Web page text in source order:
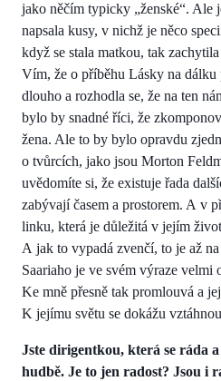
jako něčím typicky „ženské“. Ale
napsala kusy, v nichž je něco
když se stala matkou, tak
Vím, že o příběhu Lásky na dálku
dlouho a rozhodla se, že na ten
bylo by snadné říci, že
žena. Ale to by bylo opravdu
o tvůrcích, jako jsou Morton
uvědomíte si, že existuje řada
zabývají časem a prostorem. A v
linku, která je důležitá v jejím
A jak to vypadá zvenčí, to je až
Saariaho je ve svém výraze velmi
Ke mně přesně tak promlouvá a
K jejímu světu se dokážu
Jste dirigentkou, která se ráda
hudbě. Je to jen radost? Jsou i